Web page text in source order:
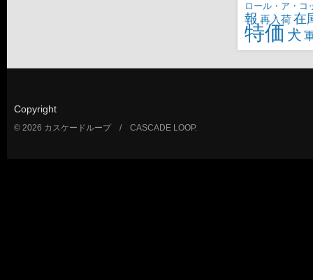
ロール・ア・コ
報 再入荷在
特価 犬
Copyright
© 2026 カスケードループ / CASCADE LOOP.